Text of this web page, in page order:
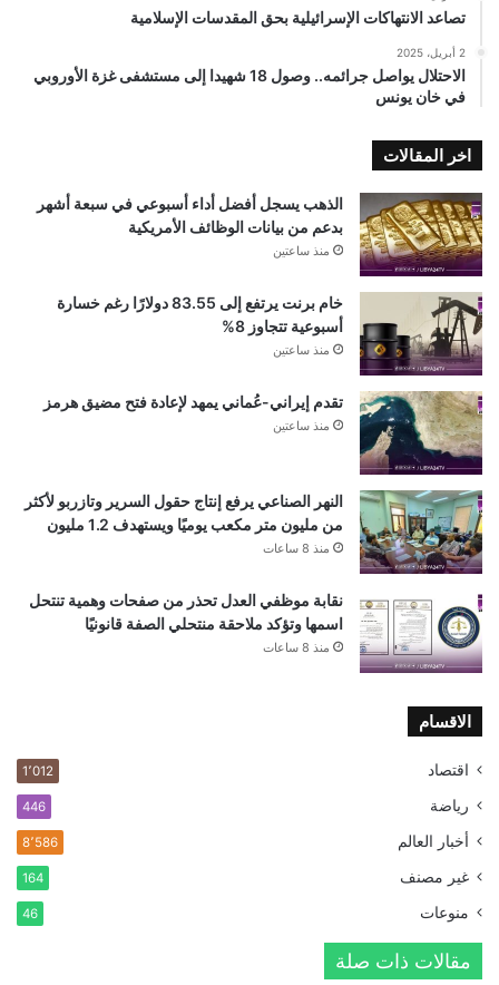
تصاعد الانتهاكات الإسرائيلية بحق المقدسات الإسلامية
2 أبريل، 2025
الاحتلال يواصل جرائمه.. وصول 18 شهيدا إلى مستشفى غزة الأوروبي
في خان يونس
اخر المقالات
الذهب يسجل أفضل أداء أسبوعي في سبعة أشهر
بدعم من بيانات الوظائف الأمريكية
منذ ساعتين
خام برنت يرتفع إلى 83.55 دولارًا رغم خسارة
أسبوعية تتجاوز 8%
منذ ساعتين
تقدم إيراني-عُماني يمهد لإعادة فتح مضيق هرمز
منذ ساعتين
النهر الصناعي يرفع إنتاج حقول السرير وتازربو لأكثر
من مليون متر مكعب يوميًا ويستهدف 1.2 مليون
منذ 8 ساعات
نقابة موظفي العدل تحذر من صفحات وهمية تنتحل
اسمها وتؤكد ملاحقة منتحلي الصفة قانونيًا
منذ 8 ساعات
الاقسام
اقتصاد 1٬012
رياضة 446
أخبار العالم 8٬586
غير مصنف 164
منوعات 46
مقالات ذات صلة